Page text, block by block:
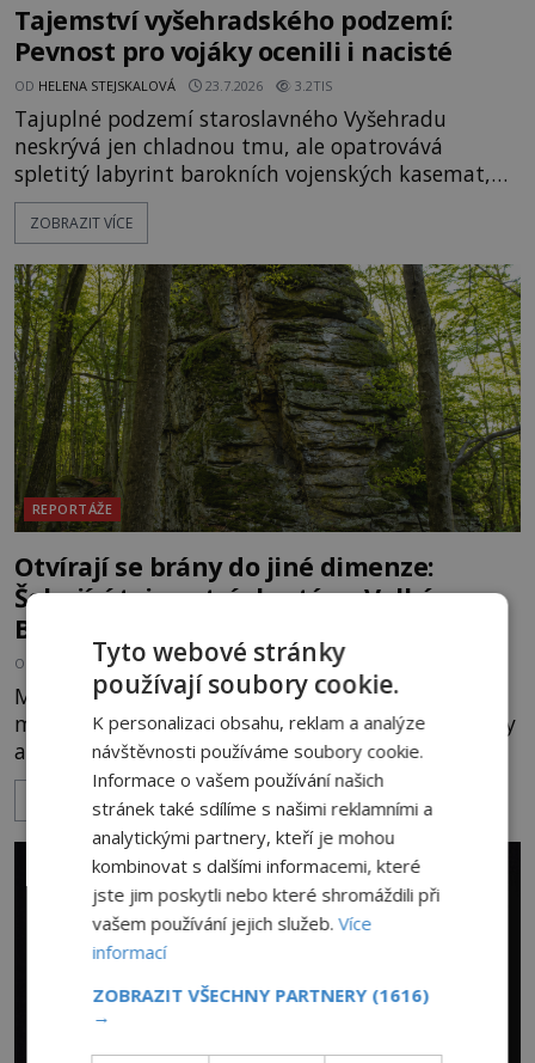
Tajemství vyšehradského podzemí:
Pevnost pro vojáky ocenili i nacisté
OD HELENA STEJSKALOVÁ 23.7.2026 3.2TIS
Tajuplné podzemí staroslavného Vyšehradu
neskrývá jen chladnou tmu, ale opatrovává
spletitý labyrint barokních vojenských kasemat,
zapomenuté chrámy a vzácné národní poklady.
Hluboko uvnitř mohutné skály nad řekou Vltavou
vyhýbá shonu moderní metropole. Místo, ke
kterému se vážou nejstarší české mýty, ve svých
temných útrobách střeží monumentální
ZOBRAZIT VÍCE
REPORTÁŽE
Otvírají se brány do jiné dimenze:
Šokující tajemství skrytá ve Velkém
Blaníku
OD HELENA STEJSKALOVÁ 21.7.2026 3.4TIS
Mýty opředený masiv Velkého Blaníku vzbuzuje
mezi záhadology mrazení, neboť jeho suťové svahy
a mlčenlivé skalní útesy podle mnoha svědectví
fungují jako anomální zóny, kde selhává lidské
vnímání času i prostoru. Geologické anomálie hory
nenechávají nikoho chladným a esoterici i
badatelé zde odkrývají indicie, které propojují
prastaré pohanské kulty, keltské svatyně a zprávy
o lidech, kteří v
ZOBRAZIT VÍCE
Tyto webové stránky
používají soubory cookie.
K personalizaci obsahu, reklam a analýze
návštěvnosti používáme soubory cookie.
Informace o vašem používání našich
stránek také sdílíme s našimi reklamními a
analytickými partnery, kteří je mohou
kombinovat s dalšími informacemi, které
jste jim poskytli nebo které shromáždili při
vašem používání jejich služeb.Více
informací
ZOBRAZIT VŠECHNY PARTNERY (1616)
→